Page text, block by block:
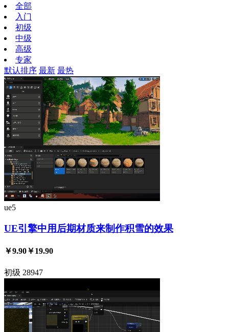
全部
入门
初级
中级
高级
专家
默认排序 最新 最热
ue5
UE引擎中用后期材质来制作积雪的效果
￥9.90￥19.90
初级 28947